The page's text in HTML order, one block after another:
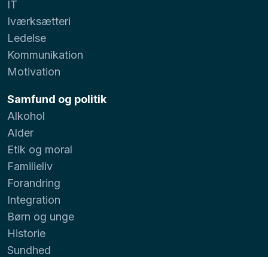
IT
Iværksætteri
Ledelse
Kommunikation
Motivation
Samfund og politik
Alkohol
Alder
Etik og moral
Familieliv
Forandring
Integration
Børn og unge
Historie
Sundhed